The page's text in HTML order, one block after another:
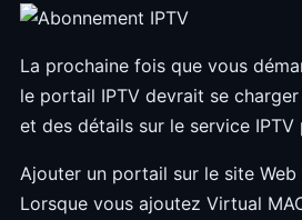
La prochaine fois que vous
le portail IPTV devrait se
et des détails sur le service
Ajouter un portail sur le site Web
Lorsque vous ajoutez Virtual